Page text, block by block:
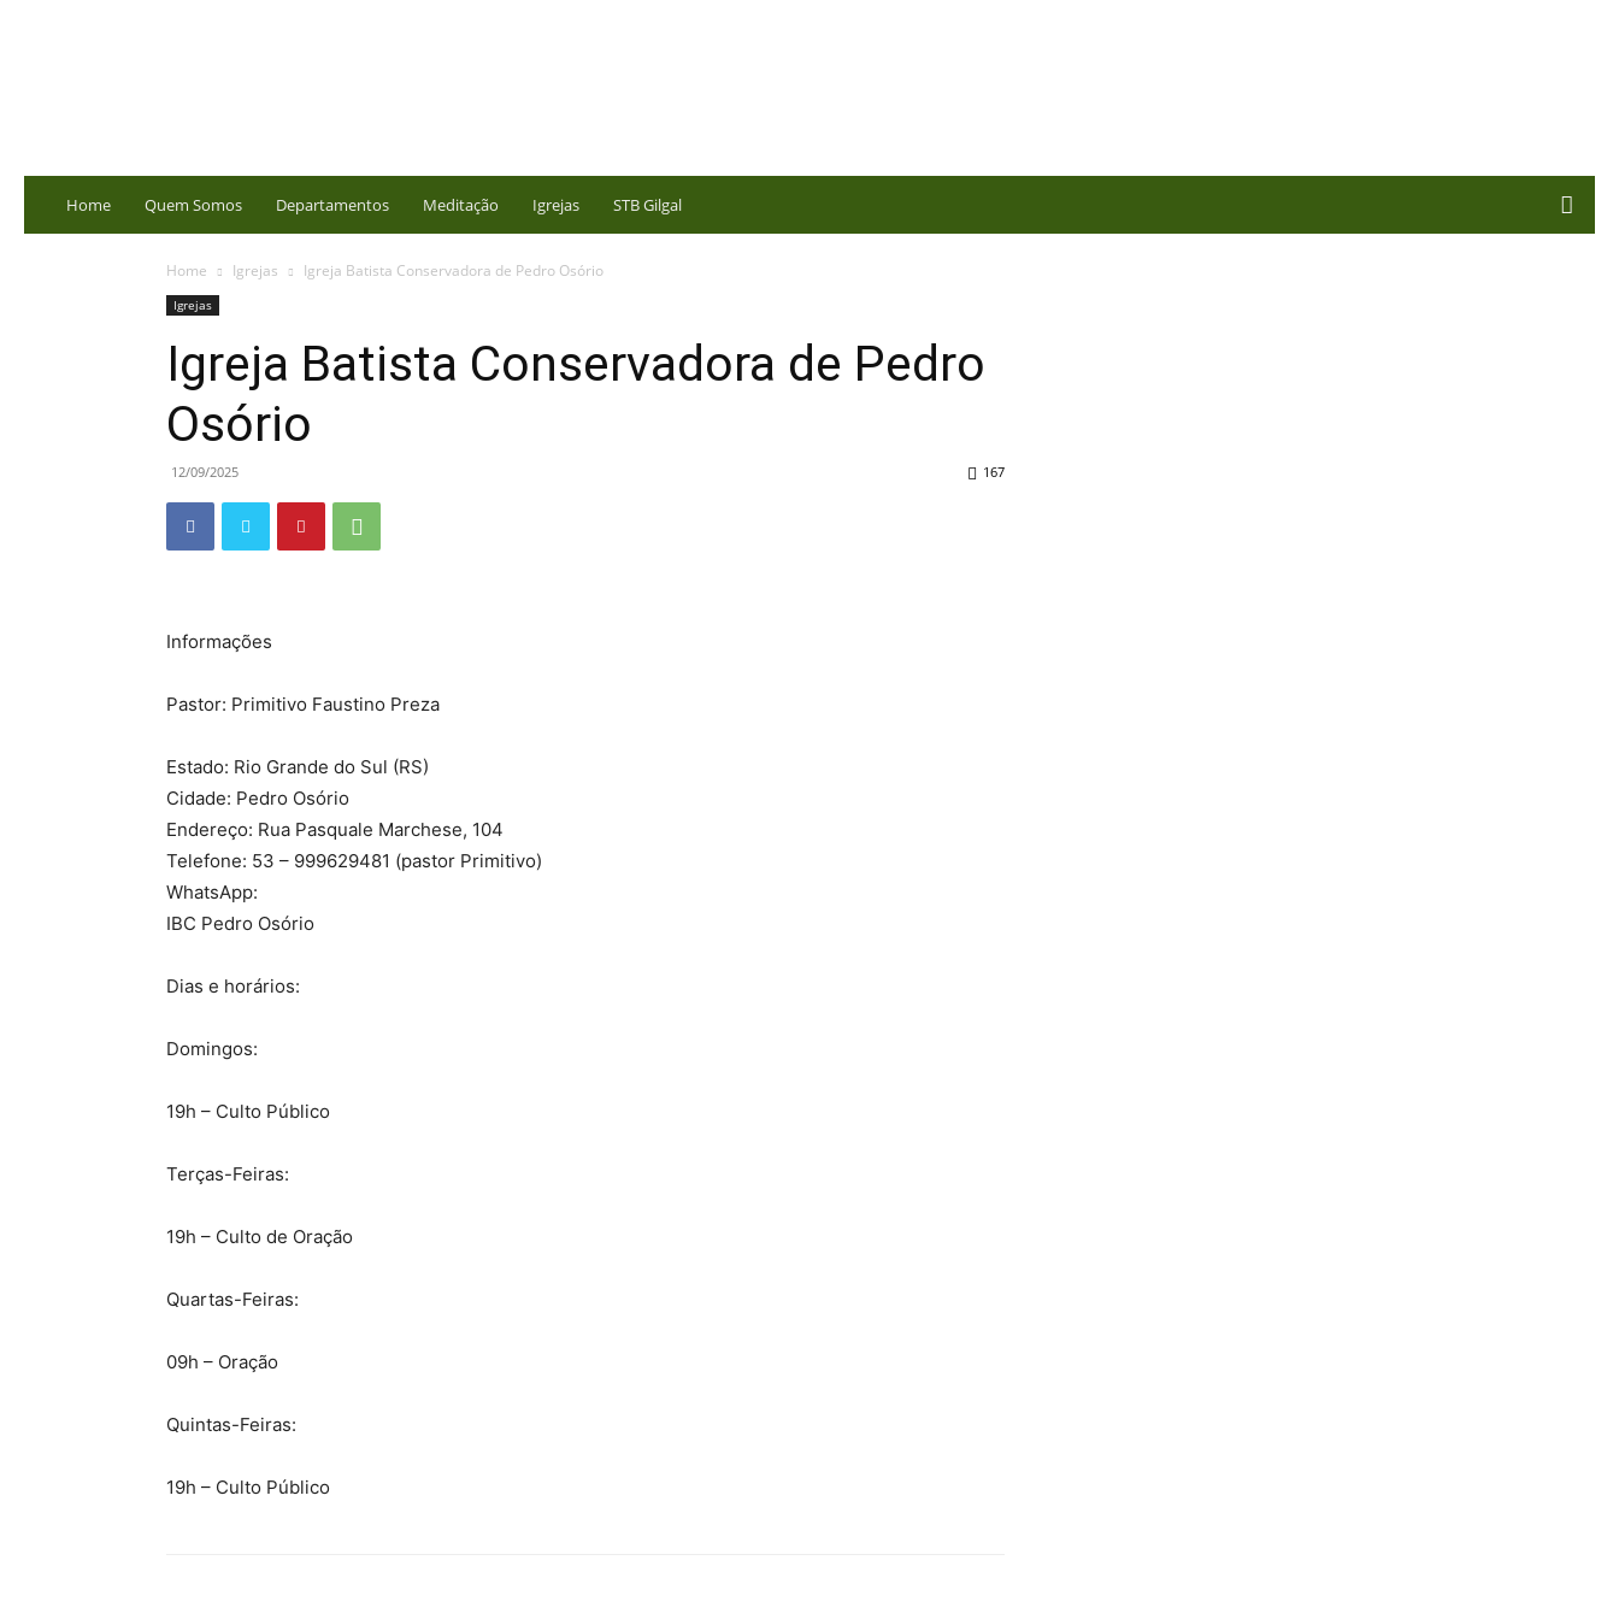
Home Quem Somos Departamentos Meditação Igrejas STB Gilgal
Home Igrejas Igreja Batista Conservadora de Pedro Osório
Igrejas
Igreja Batista Conservadora de Pedro
Osório
12/09/2025 167
Informações
Pastor: Primitivo Faustino Preza
Estado: Rio Grande do Sul (RS)
Cidade: Pedro Osório
Endereço: Rua Pasquale Marchese, 104
Telefone: 53 – 999629481 (pastor Primitivo)
WhatsApp:
IBC Pedro Osório
Dias e horários:
Domingos:
19h – Culto Público
Terças-Feiras:
19h – Culto de Oração
Quartas-Feiras:
09h – Oração
Quintas-Feiras:
19h – Culto Público